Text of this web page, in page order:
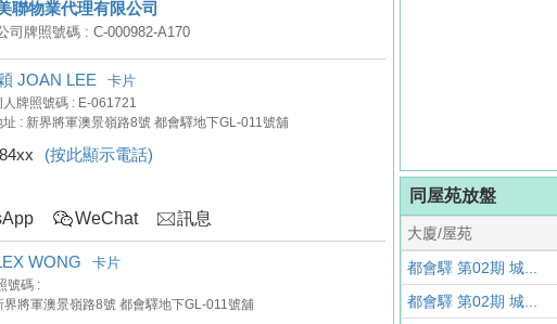
聯物業代理有限公司
司牌照號碼 : C-000982-A170
JOAN LEE 卡片
牌照號碼 : E-061721
址 : 新界將軍澳景嶺路8號 都會驛地下GL-011號舖
(按此顯示電話)
WeChat 訊息
WONG 卡片
號碼 :
界將軍澳景嶺路8號 都會驛地下GL-011號舖
同屋苑放盤
大廈/屋苑
都會驛 第02期 城...
都會驛 第02期 城...